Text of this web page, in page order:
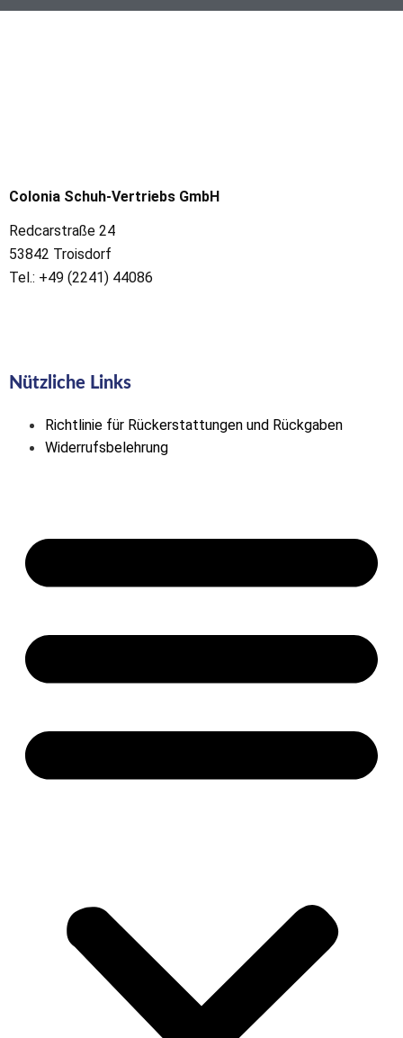
Colonia Schuh-Vertriebs GmbH
Redcarstraße 24
53842 Troisdorf
Tel.: +49 (2241) 44086
Nützliche Links
Richtlinie für Rückerstattungen und Rückgaben
Widerrufsbelehrung